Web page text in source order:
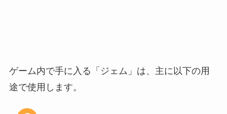
ゲーム内で手に入る「ジェム」は、主に以下の用
途で使用します。